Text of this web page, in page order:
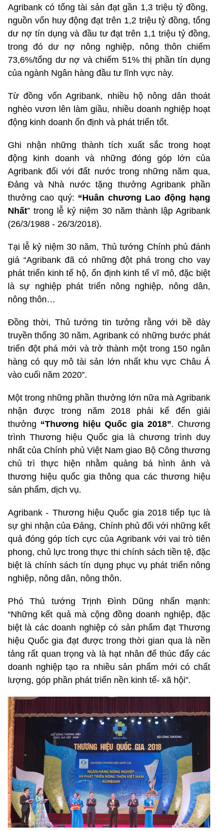
Agribank có tổng tài sản đạt gần 1,3 triệu tỷ đồng,
nguồn vốn huy động đạt trên 1,2 triệu tỷ đồng, tổng
dư nợ tín dụng và đầu tư đạt trên 1,1 triệu tỷ đồng,
trong đó dư nợ nông nghiệp, nông thôn chiếm
73,6%/tổng dư nợ và chiếm 51% thị phần tín dụng
của ngành Ngân hàng đầu tư lĩnh vực này.
Từ đồng vốn Agribank, nhiều hộ nông dân thoát
nghèo vươn lên làm giầu, nhiều doanh nghiệp hoạt
động kinh doanh ổn định và phát triển tốt.
Ghi nhận những thành tích xuất sắc trong hoạt
động kinh doanh và những đóng góp lớn của
Agribank đối với đất nước trong những năm qua,
Đảng và Nhà nước tặng thưởng Agribank phần
thưởng cao quý: “Huân chương Lao động hạng
Nhất” trong lễ kỷ niệm 30 năm thành lập Agribank
(26/3/1988 - 26/3/2018).
Tại lễ kỷ niệm 30 năm, Thủ tướng Chính phủ đánh
giá “Agribank đã có những đột phá trong cho vay
phát triển kinh tế hộ, ổn định kinh tế vĩ mô, đặc biệt
là sự nghiệp phát triển nông nghiệp, nông dân,
nông thôn…
Đồng thời, Thủ tướng tin tưởng rằng với bề dày
truyền thống 30 năm, Agribank có những bước phát
triển đột phá mới và trở thành một trong 150 ngân
hàng có quy mô tài sản lớn nhất khu vực Châu Á
vào cuối năm 2020”.
Một trong những phần thưởng lớn nữa mà Agribank
nhận được trong năm 2018 phải kể đến giải
thưởng “Thương hiệu Quốc gia 2018”. Chương
trình Thương hiệu Quốc gia là chương trình duy
nhất của Chính phủ Việt Nam giao Bộ Công thương
chủ trì thực hiện nhằm quảng bá hình ảnh và
thương hiệu quốc gia thông qua các thương hiệu
sản phẩm, dịch vụ.
Agribank - Thương hiệu Quốc gia 2018 tiếp tục là
sự ghi nhận của Đảng, Chính phủ đối với những kết
quả đóng góp tích cực của Agribank với vai trò tiên
phong, chủ lực trong thực thi chính sách tiền tệ, đặc
biệt là chính sách tín dụng phục vụ phát triển nông
nghiệp, nông dân, nông thôn.
Phó Thủ tướng Trịnh Đình Dũng nhấn mạnh:
“Những kết quả mà cộng đồng doanh nghiệp, đặc
biệt là các doanh nghiệp có sản phẩm đạt Thương
hiệu Quốc gia đạt được trong thời gian qua là nền
tảng rất quan trọng và là hạt nhân để thúc đẩy các
doanh nghiệp tạo ra nhiều sản phẩm mới có chất
lượng, góp phần phát triển nền kinh tế- xã hội”.